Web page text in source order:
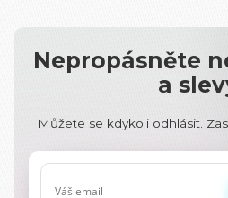
Nepropásněte
a
Můžete se kdykoli odhlásit.